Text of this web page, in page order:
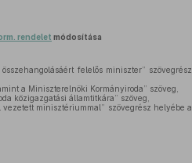
rendelet módosítása
felelős miniszter” szövegrész
a Miniszterelnöki Kormányiroda” szöveg,
közigazgatási államtitkára” szöveg,
minisztériummal” szövegrész helyébe a